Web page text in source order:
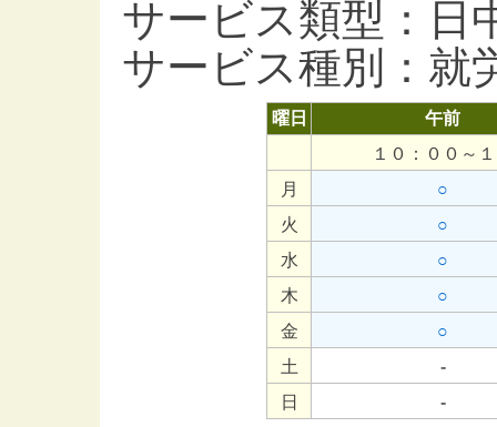
サービス類型：日
サービス種別：就
曜日
午前
１０：００～１
月
○
火
○
水
○
木
○
金
○
土
‐
日
‐